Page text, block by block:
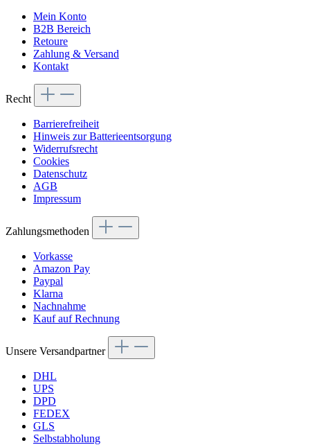
Mein Konto
B2B Bereich
Retoure
Zahlung & Versand
Kontakt
Recht
Barrierefreiheit
Hinweis zur Batterieentsorgung
Widerrufsrecht
Cookies
Datenschutz
AGB
Impressum
Zahlungsmethoden
Vorkasse
Amazon Pay
Paypal
Klarna
Nachnahme
Kauf auf Rechnung
Unsere Versandpartner
DHL
UPS
DPD
FEDEX
GLS
Selbstabholung